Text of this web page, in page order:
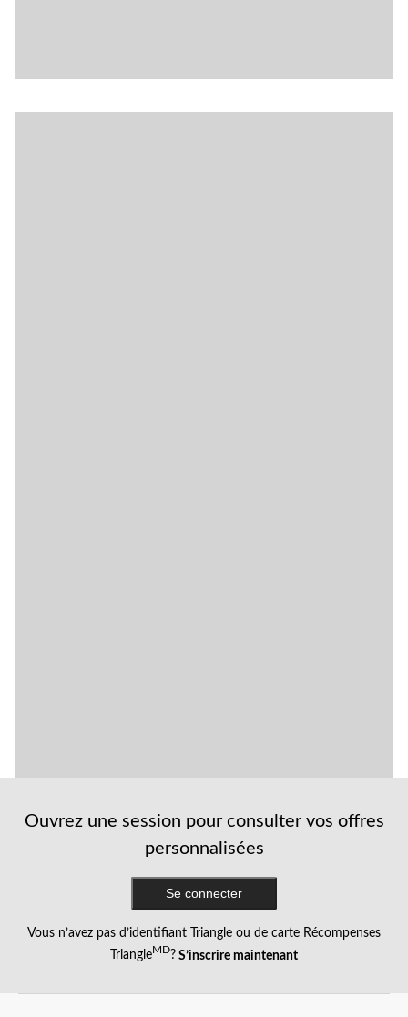
Ouvrez une session pour consulter vos offres
personnalisées
Se connecter
Vous n’avez pas d’identifiant Triangle ou de carte Récompenses
TriangleMD? S’inscrire maintenant